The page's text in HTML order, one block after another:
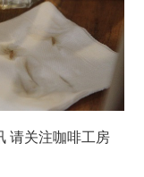
请关注咖啡工房